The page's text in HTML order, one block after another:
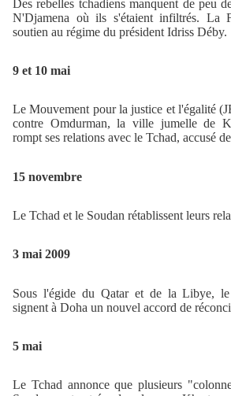
Des rebelles tchadiens manquent de peu
N'Djamena où ils s'étaient infiltrés. La
soutien au régime du président Idriss Déby.
9 et 10 mai
Le Mouvement pour la justice et l'égalité
contre Omdurman, la ville jumelle de
rompt ses relations avec le Tchad, accusé
15 novembre
Le Tchad et le Soudan rétablissent leurs
3 mai 2009
Sous l'égide du Qatar et de la Libye,
signent à Doha un nouvel accord de
5 mai
Le Tchad annonce que plusieurs